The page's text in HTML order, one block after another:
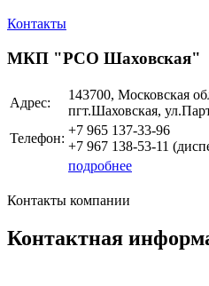
Контакты
МКП "РСО Шаховская"
Адрес:
143700, Московская
пгт.Шаховская,
Телефон:
+7 965 137-33-96
+7 967 138-53-11
подробнее
Контакты компании
Контактная